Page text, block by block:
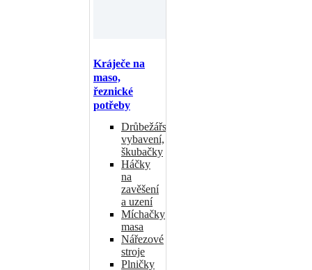
Kráječe na
maso,
řeznické
potřeby
Drůbežářské
vybavení,
škubačky
Háčky
na
zavěšení
a uzení
Míchačky
masa
Nářezové
stroje
Plničky